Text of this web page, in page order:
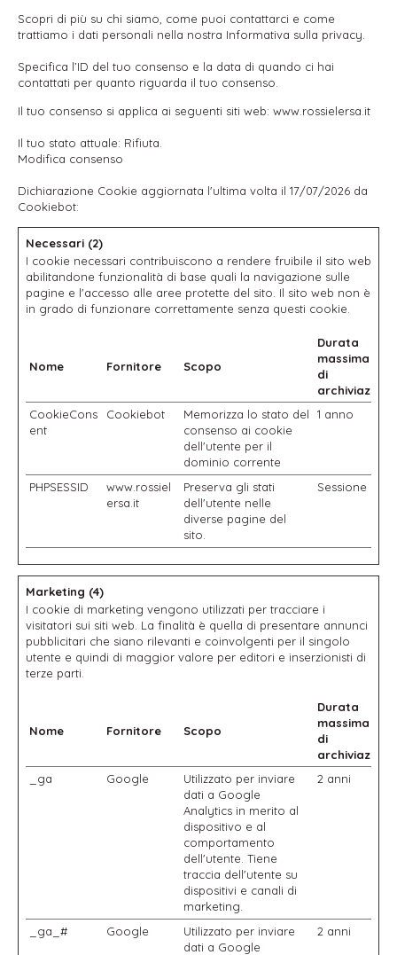
Scopri di più su chi siamo, come puoi contattarci e come
trattiamo i dati personali nella nostra Informativa sulla privacy.
Specifica l’ID del tuo consenso e la data di quando ci hai
contattati per quanto riguarda il tuo consenso.
Il tuo consenso si applica ai seguenti siti web: www.rossielersa.it
Il tuo stato attuale: Rifiuta.
Modifica consenso
Dichiarazione Cookie aggiornata l'ultima volta il 17/07/2026 da
Cookiebot:
Necessari (2)
I cookie necessari contribuiscono a rendere fruibile il sito web
abilitandone funzionalità di base quali la navigazione sulle
pagine e l'accesso alle aree protette del sito. Il sito web non è
in grado di funzionare correttamente senza questi cookie.
Nome Fornitore Scopo
Durata
massima
di
archiviazione
CookieCons
ent
Cookiebot
Memorizza lo stato del
consenso ai cookie
dell'utente per il
dominio corrente
1 anno
PHPSESSID
www.rossiel
ersa.it
Preserva gli stati
dell'utente nelle
diverse pagine del
sito.
Sessione
Marketing (4)
I cookie di marketing vengono utilizzati per tracciare i
visitatori sui siti web. La finalità è quella di presentare annunci
pubblicitari che siano rilevanti e coinvolgenti per il singolo
utente e quindi di maggior valore per editori e inserzionisti di
terze parti.
Nome Fornitore Scopo
Durata
massima
di
archiviazione
_ga
Google
Utilizzato per inviare
dati a Google
Analytics in merito al
dispositivo e al
comportamento
dell'utente. Tiene
traccia dell'utente su
dispositivi e canali di
marketing.
2 anni
_ga_# Google
Utilizzato per inviare
dati a Google
2 anni